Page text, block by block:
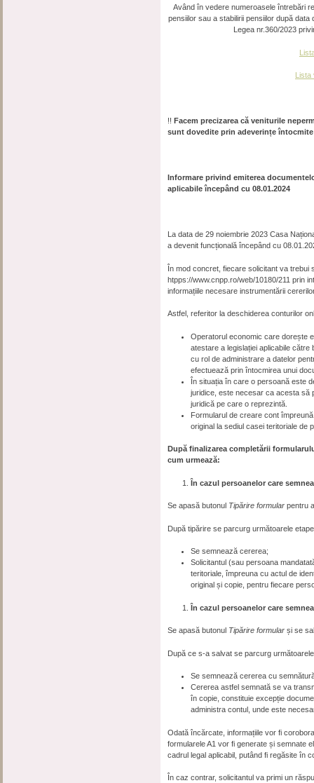
Având în vedere numeroasele întrebări
pensiilor sau a stabilirii pensiilor după
Legea nr.360/2023
Lista
!!Facem precizarea că veniturile
sunt dovedite prin adeverințe
Informare privind emiterea
aplicabile începând cu 08.01.2024
La data de 29 noiembrie 2023 Casa
a devenit funcțională începând cu
În mod concret, fiecare solicitant va
htpps://www.cnpp.ro/web/10180/211 prin
informațiile necesare instrumentării
Astfel, referitor la deschiderea conturilor
Operatorul economic care dorește
atestare a legislației aplicabile
cu rol de administrare a datelor
efectuează prin întocmirea unui
În situația în care o persoană este
juridice, este necesar ca acesta să
juridică pe care o reprezintă.
Formularul de creare cont
original la sediul casei teritoriale de
După finalizarea completării
cum urmează:
În cazul persoanelor care
Se apasă butonul Tipărire formular pentru
După tipărire se parcurg următoarele
Se semnează cererea;
Solicitantul (sau persoana
teritoriale, împreuna cu actul de
original și copie, pentru fiecare
În cazul persoanelor care
Se apasă butonul Tipărire formularși se
După ce s-a salvat se parcurg
Se semnează cererea cu
Cererea astfel semnată se va
în copie, constituie excepție
administra contul, unde este
Odată încărcate, informațiile vor fi
formularele A1 vor fi generate și semnate
cadrul legal aplicabil, putând fi regăsite în
În caz contrar, solicitantul va primi un